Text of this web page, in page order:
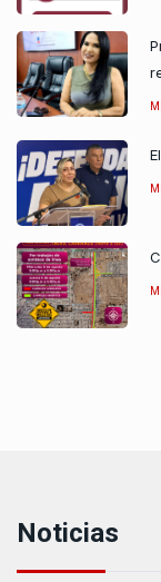
Noticias